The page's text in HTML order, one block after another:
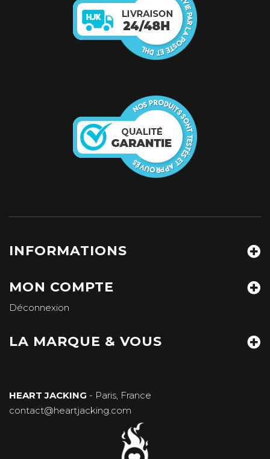
INFORMATIONS
MON COMPTE
Déconnexion
LA MARQUE & VOUS
HEART JACKING - Paris, France
contact@heartjacking.com